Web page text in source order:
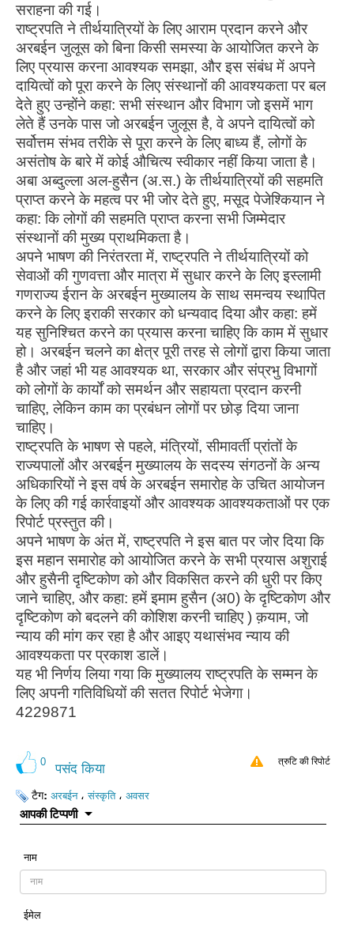
सराहना की गई।
राष्ट्रपति ने तीर्थयात्रियों के लिए आराम प्रदान करने और
अरबईन जुलूस को बिना किसी समस्या के आयोजित करने के
लिए प्रयास करना आवश्यक समझा, और इस संबंध में अपने
दायित्वों को पूरा करने के लिए संस्थानों की आवश्यकता पर बल
देते हुए उन्होंने कहा: सभी संस्थान और विभाग जो इसमें भाग
लेते हैं उनके पास जो अरबईन जुलूस है, वे अपने दायित्वों को
सर्वोत्तम संभव तरीके से पूरा करने के लिए बाध्य हैं, लोगों के
असंतोष के बारे में कोई औचित्य स्वीकार नहीं किया जाता है।
अबा अब्दुल्ला अल-हुसैन (अ.स.) के तीर्थयात्रियों की सहमति
प्राप्त करने के महत्व पर भी जोर देते हुए, मसूद पेजेश्कियान ने
कहा: कि लोगों की सहमति प्राप्त करना सभी जिम्मेदार
संस्थानों की मुख्य प्राथमिकता है।
अपने भाषण की निरंतरता में, राष्ट्रपति ने तीर्थयात्रियों को
सेवाओं की गुणवत्ता और मात्रा में सुधार करने के लिए इस्लामी
गणराज्य ईरान के अरबईन मुख्यालय के साथ समन्वय स्थापित
करने के लिए इराकी सरकार को धन्यवाद दिया और कहा: हमें
यह सुनिश्चित करने का प्रयास करना चाहिए कि काम में सुधार
हो। अरबईन चलने का क्षेत्र पूरी तरह से लोगों द्वारा किया जाता
है और जहां भी यह आवश्यक था, सरकार और संप्रभु विभागों
को लोगों के कार्यों को समर्थन और सहायता प्रदान करनी
चाहिए, लेकिन काम का प्रबंधन लोगों पर छोड़ दिया जाना
चाहिए।
राष्ट्रपति के भाषण से पहले, मंत्रियों, सीमावर्ती प्रांतों के
राज्यपालों और अरबईन मुख्यालय के सदस्य संगठनों के अन्य
अधिकारियों ने इस वर्ष के अरबईन समारोह के उचित आयोजन
के लिए की गई कार्रवाइयों और आवश्यक आवश्यकताओं पर एक
रिपोर्ट प्रस्तुत की।
अपने भाषण के अंत में, राष्ट्रपति ने इस बात पर जोर दिया कि
इस महान समारोह को आयोजित करने के सभी प्रयास अशुराई
और हुसैनी दृष्टिकोण को और विकसित करने की धुरी पर किए
जाने चाहिए, और कहा: हमें इमाम हुसैन (अ0) के दृष्टिकोण और
दृष्टिकोण को बदलने की कोशिश करनी चाहिए ) क़याम, जो
न्याय की मांग कर रहा है और आइए यथासंभव न्याय की
आवश्यकता पर प्रकाश डालें।
यह भी निर्णय लिया गया कि मुख्यालय राष्ट्रपति के सम्मन के
लिए अपनी गतिविधियों की सतत रिपोर्ट भेजेगा।
4229871
0 पसंद किया त्रुटि की रिपोर्ट
टैग: अरबईन،संस्कृति، अवसर
आपकी टिप्पणी
नाम
ईमेल